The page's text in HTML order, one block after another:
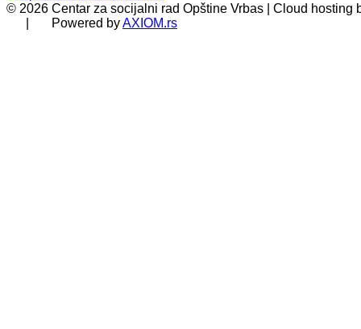
© 2026 Centar za socijalni rad Opštine Vrbas | Cloud hosting
| Powered byAXIOM.rs